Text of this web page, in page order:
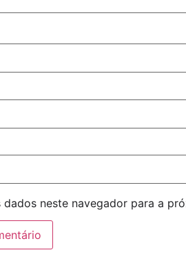
dados neste navegador para a